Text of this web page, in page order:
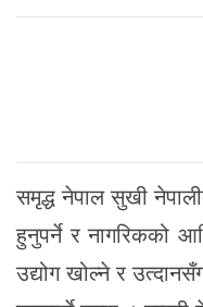
समृद्ध नेपाल सुखी
हुनुपर्ने र नागरिकको
उद्योग खोल्ने र